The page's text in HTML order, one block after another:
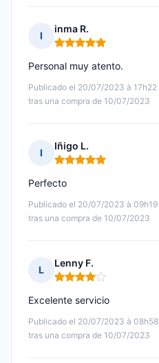
I
inma R.
Nota: 5 de 5
Publicado el 20/07/2023 à 17h22
tras una compra de 10/07/2023
Personal muy atento.
I
Iñigo L.
Nota: 5 de 5
Publicado el 20/07/2023 à 09h19
tras una compra de 10/07/2023
Perfecto
L
Lenny F.
Nota: 4 de 5
Publicado el 20/07/2023 à 08h58
tras una compra de 10/07/2023
Excelente servicio